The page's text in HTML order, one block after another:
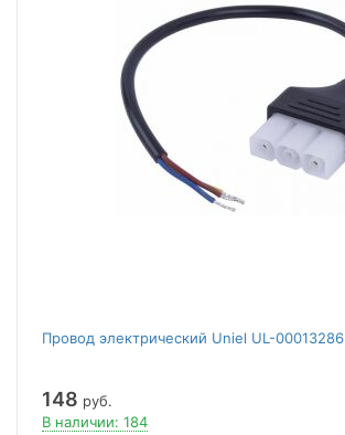
Провод электрический Uniel UL-00013286
148 руб.
В наличии: 184